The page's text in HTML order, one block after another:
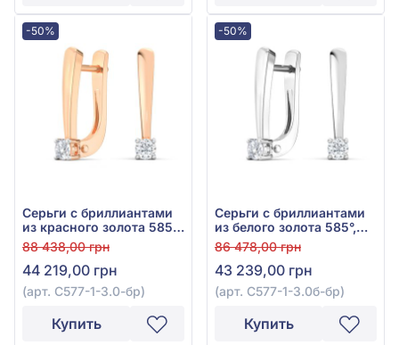
-50%
Серьги с бриллиантами
из красного золота 585°,
Бриллиант 0,2ct, арт.
С577-1-3.0к-бр
88 438,00 грн
44 219,00 грн
(арт. С577-1-3.0-бр)
Купить
-50%
Серьги с бриллиантами
из белого золота 585°,
Бриллиант 0,2ct, арт.
С577-1-3.0б-бр
86 478,00 грн
43 239,00 грн
(арт. С577-1-3.0б-бр)
Купить